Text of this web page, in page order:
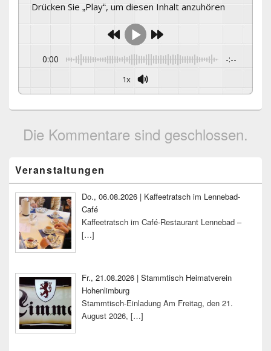
Drücken Sie „Play“, um diesen Inhalt anzuhören
0:00 -:--
1x
Die Kommentare sind geschlossen.
Seitenleisten-
Widgetbereich
Veranstaltungen
Do., 06.08.2026 | Kaffeetratsch im Lennebad-
Café
Kaffeetratsch im Café-Restaurant Lennebad –
[…]
Fr., 21.08.2026 | Stammtisch Heimatverein
Hohenlimburg
Stammtisch-Einladung Am Freitag, den 21.
August 2026, […]